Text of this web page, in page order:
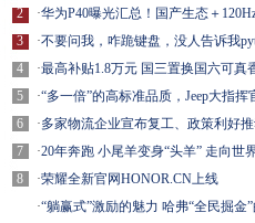
2
3
4
5
6
7
8
·华为P40曝光汇总！国产生态＋
·不要问我，咋跪键盘，没人告诉我
·最高补贴1.8万元 国三置换国六可真
·“多一倍”的高标准品质，Jeep大指挥
·多家物流企业宣布复工、政策利好推
·20年奔跑 小尾羊变身“头羊” 走向世
·荣耀全新官网HONOR.CN上线
·“躺赢式”激励的魅力 哈弗“全民掘金”